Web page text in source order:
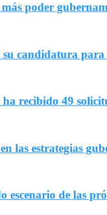
poder
candidatura para
recibido 49
las estrategias
escenario de las